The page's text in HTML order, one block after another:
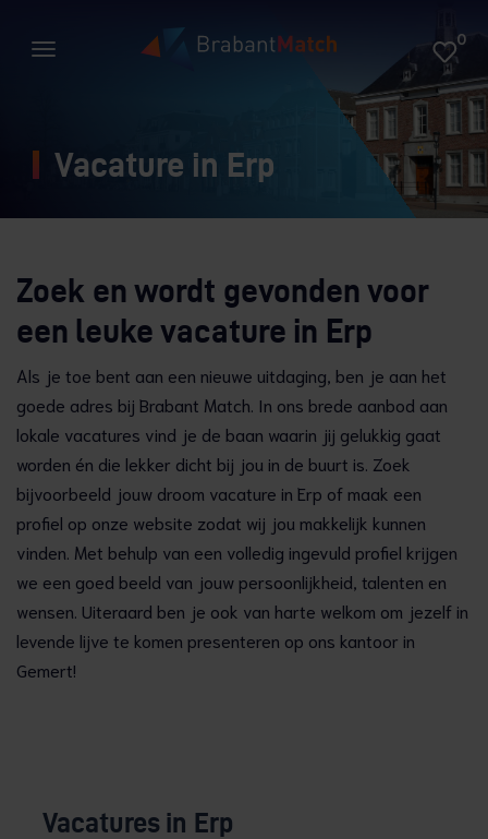
0
Vacature in Erp
Zoek en wordt gevonden voor
een leuke vacature in Erp
Als je toe bent aan een nieuwe uitdaging, ben je aan het
goede adres bij Brabant Match. In ons brede aanbod aan
lokale vacatures vind je de baan waarin jij gelukkig gaat
worden én die lekker dicht bij jou in de buurt is. Zoek
bijvoorbeeld jouw droom vacature in Erp of maak een
profiel op onze website zodat wij jou makkelijk kunnen
vinden. Met behulp van een volledig ingevuld profiel krijgen
we een goed beeld van jouw persoonlijkheid, talenten en
wensen. Uiteraard ben je ook van harte welkom om jezelf in
levende lijve te komen presenteren op ons kantoor in
Gemert!
Vacatures in Erp